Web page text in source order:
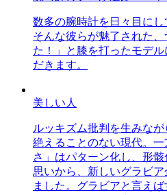
数多の腕時計を日々目にし
そんな彼らが魅了された
た！」と膝を打ったモデ
だきます。
美しい人
ルッキズム批判を生みな
絶えることのない現代。
さ」はパターン化し、形
思いから、新しいグラビ
ました。グラビアと言え